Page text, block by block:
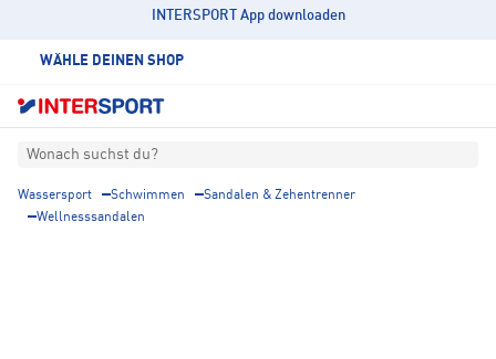
INTERSPORT App downloaden
WÄHLE DEINEN SHOP
Wonach suchst du?
Wassersport Schwimmen
Sandalen & Zehentrenner
Wellnesssandalen